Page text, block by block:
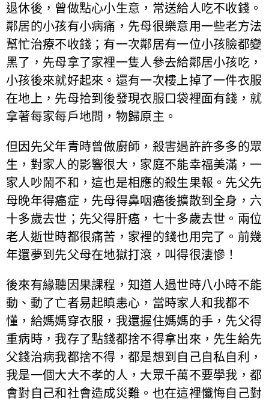
退休後，曾做點心小生意，常送給人吃不收錢。
鄰居的小孩有小病痛，先母很樂意用一些老方法
幫忙治療不收錢；有一次鄰居有一位小孩臉都變
黑了，先母拿了家裡一隻人參去給鄰居小孩吃，
小孩後來就好起來。還有一次樓上掉了一件衣服
在地上，先母拾到後發現衣服口袋裡面有錢，就
拿著每家每戶地問，物歸原主。
但因先父年青時曾做廚師，殺害過許許多多的眾
生，對家人的影響很大，家庭不能幸福美滿，一
家人吵鬧不和，這也是相應的殺生果報。先父先
母晚年得癌症，先母得鼻咽癌後擴散到全身，六
十多歲去世；先父得肝癌，七十多歲去世。兩位
老人逝世時都很痛苦，家裡的錢也用完了。前幾
年還夢到先父母在地獄打滾，叫得很淒慘！
後來有緣聽因果課程，知道人過世時八小時不能
動、動了亡者易起瞋恚心，當時家人和我都不
懂，給媽媽穿衣服，我還握住媽媽的手，先父得
重病時，我存了點錢都捨不得拿出來，先生給先
父錢治病我都捨不得，都是想到自己自私自利，
我是一個大大不孝的人，大眾千萬不要學我，都
會對自己和社會造成災難。也在這裡懺悔自己對